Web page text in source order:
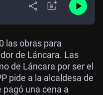
las obras para
de Láncara. Las
de Láncara por ser el
pide a la alcaldesa de
pagó una cena a